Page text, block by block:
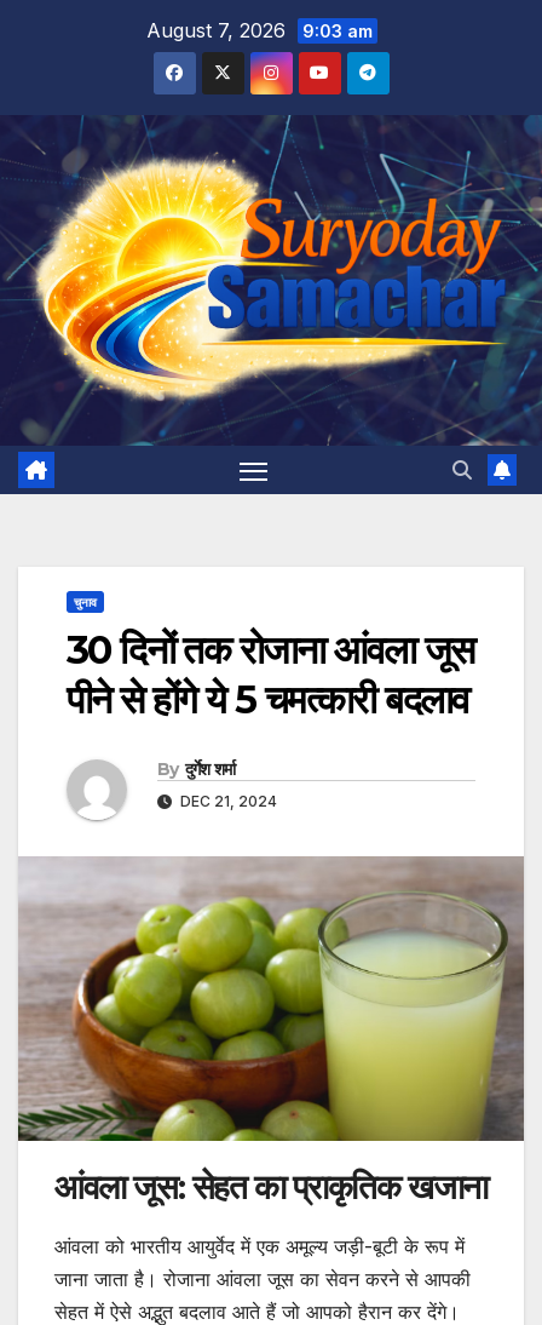
August 7, 2026 9:03 am
चुनाव
30 दिनों तक रोजाना आंवला जूस
पीने से होंगे ये 5 चमत्कारी बदलाव
By दुर्गेश शर्मा
DEC 21, 2024
आंवला जूस: सेहत का प्राकृतिक खजाना
आंवला को भारतीय आयुर्वेद में एक अमूल्य जड़ी-बूटी के रूप में
जाना जाता है। रोजाना आंवला जूस का सेवन करने से आपकी
सेहत में ऐसे अद्भुत बदलाव आते हैं जो आपको हैरान कर देंगे।